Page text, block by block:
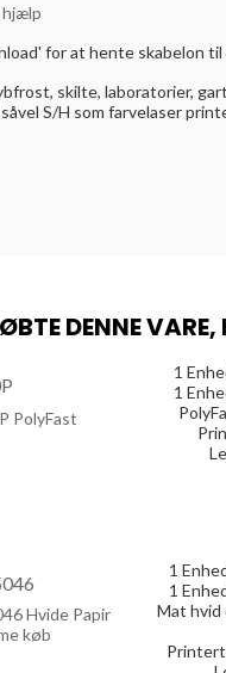
hjælp
for at hente skabelon
skilte, laboratorier,
S/H som farvelaser
DENNE
1
1
1
1
Mat hvid